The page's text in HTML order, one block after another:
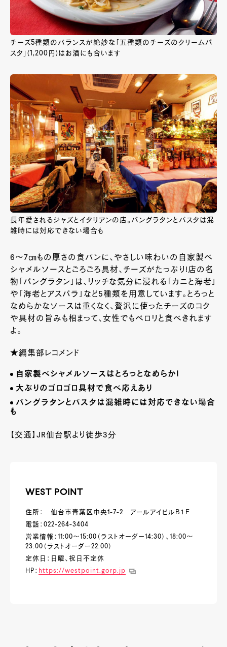
チーズ5種類のバランスが絶妙な「五種類のチーズのクリームパ
スタ」(1,200円)はお酒にも合います
長年愛されるジャズとイタリアンの店。パングラタンとパスタは混
雑時には対応できない場合も
6～7㎝もの厚さの食パンに、やさしい味わいの自家製ベ
シャメルソースとごろごろ具材、チーズがたっぷり!店の名
物「パングラタン」は、リッチな気分に浸れる「カニと海老」
や「海老とアスパラ」など5種類を用意しています。とろっと
なめらかなソースは重くなく、贅沢に使ったチーズのコク
や具材の旨みも相まって、女性でもペロリと食べきれます
よ。
★編集部レコメンド
自家製ベシャメルソースはとろっとなめらか!
大ぶりのゴロゴロ具材で食べ応えあり
パングラタンとパスタは混雑時には対応できない場合
も
【交通】JR仙台駅より徒歩3分
WEST POINT
住所： 仙台市青葉区中央1-7-2 アールアイビルＢ１Ｆ
電話：022-264-3404
営業情報：11:00～15:00（ラストオーダー14:30）、18:00～
23:00（ラストオーダー22:00）
定休日：日曜、祝日不定休
HP： https://westpoint.gorp.jp